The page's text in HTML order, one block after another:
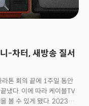
-차터, 새방송 질서
톤 회의 끝에 1주일 동안
냈다. 이에 따라 케이블TV
볼 수 있게 됐다. 2023년